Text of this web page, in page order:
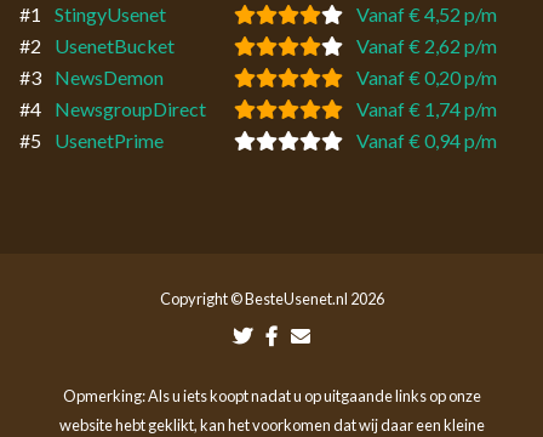
#1 StingyUsenet
Vanaf € 4,52 p/m
#2
UsenetBucket
Vanaf € 2,62 p/m
#3
NewsDemon
Vanaf € 0,20 p/m
#4
NewsgroupDirect
Vanaf € 1,74 p/m
#5
UsenetPrime Vanaf € 0,94 p/m
Copyright © BesteUsenet.nl 2026
Opmerking: Als u iets koopt nadat u op uitgaande links op onze
website hebt geklikt, kan het voorkomen dat wij daar een kleine